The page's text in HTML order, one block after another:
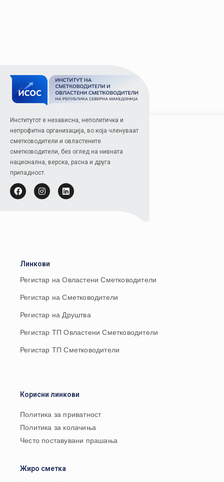
Институтот е независна, неполитичка и
непрофитна организација, во која членуваат
сметководители и овластените
сметководители, без оглед на нивната
национална, верска, расна и друга
припадност.
Линкови
Регистар на Овластени Сметководители
Регистар на Сметководители
Регистар на Друштва
Регистар ТП Овластени Сметководители
Регистар ТП Сметководители
Корисни линкови
Политика за приватност
Политика за колачиња
Често поставувани прашања
Жиро сметка